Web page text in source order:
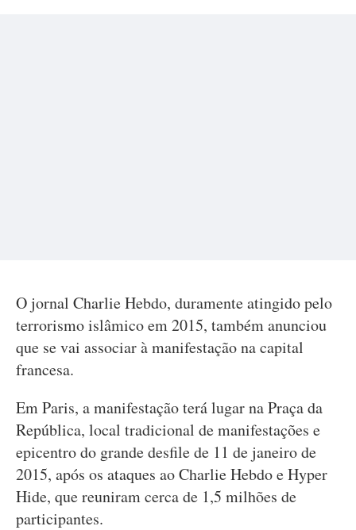
O jornal Charlie Hebdo, duramente atingido pelo
terrorismo islâmico em 2015, também anunciou
que se vai associar à manifestação na capital
francesa.
Em Paris, a manifestação terá lugar na Praça da
República, local tradicional de manifestações e
epicentro do grande desfile de 11 de janeiro de
2015, após os ataques ao Charlie Hebdo e Hyper
Hide, que reuniram cerca de 1,5 milhões de
participantes.